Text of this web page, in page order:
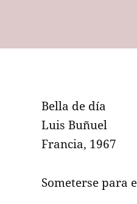
Bella de día
Luis Buñuel
Francia, 1967
Someterse para